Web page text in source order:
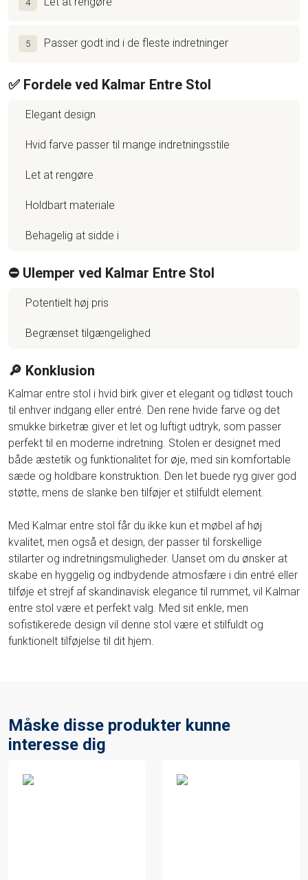
4
5 Passer godt ind i de fleste indretninger
✅ Fordele ved Kalmar Entre Stol
Elegant design
Hvid farve passer til mange indretningsstile
Let at rengøre
Holdbart materiale
Behagelig at sidde i
⛔️ Ulemper ved Kalmar Entre Stol
Potentielt høj pris
Begrænset tilgængelighed
🔎 Konklusion
Kalmar entre stol i hvid birk giver et elegant og tidløst touch
til enhver indgang eller entré. Den rene hvide farve og det
smukke birketræ giver et let og luftigt udtryk, som passer
perfekt til en moderne indretning. Stolen er designet med
både æstetik og funktionalitet for øje, med sin komfortable
sæde og holdbare konstruktion. Den let buede ryg giver god
støtte, mens de slanke ben tilføjer et stilfuldt element.
Med Kalmar entre stol får du ikke kun et møbel af høj
kvalitet, men også et design, der passer til forskellige
stilarter og indretningsmuligheder. Uanset om du ønsker at
skabe en hyggelig og indbydende atmosfære i din entré eller
tilføje et strejf af skandinavisk elegance til rummet, vil Kalmar
entre stol være et perfekt valg. Med sit enkle, men
sofistikerede design vil denne stol være et stilfuldt og
funktionelt tilføjelse til dit hjem.
Måske disse produkter kunne
interesse dig